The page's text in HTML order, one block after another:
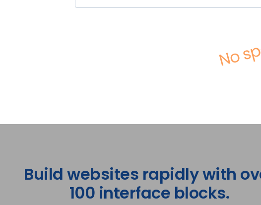
No
Build websites rapidly with
100 interface blocks.